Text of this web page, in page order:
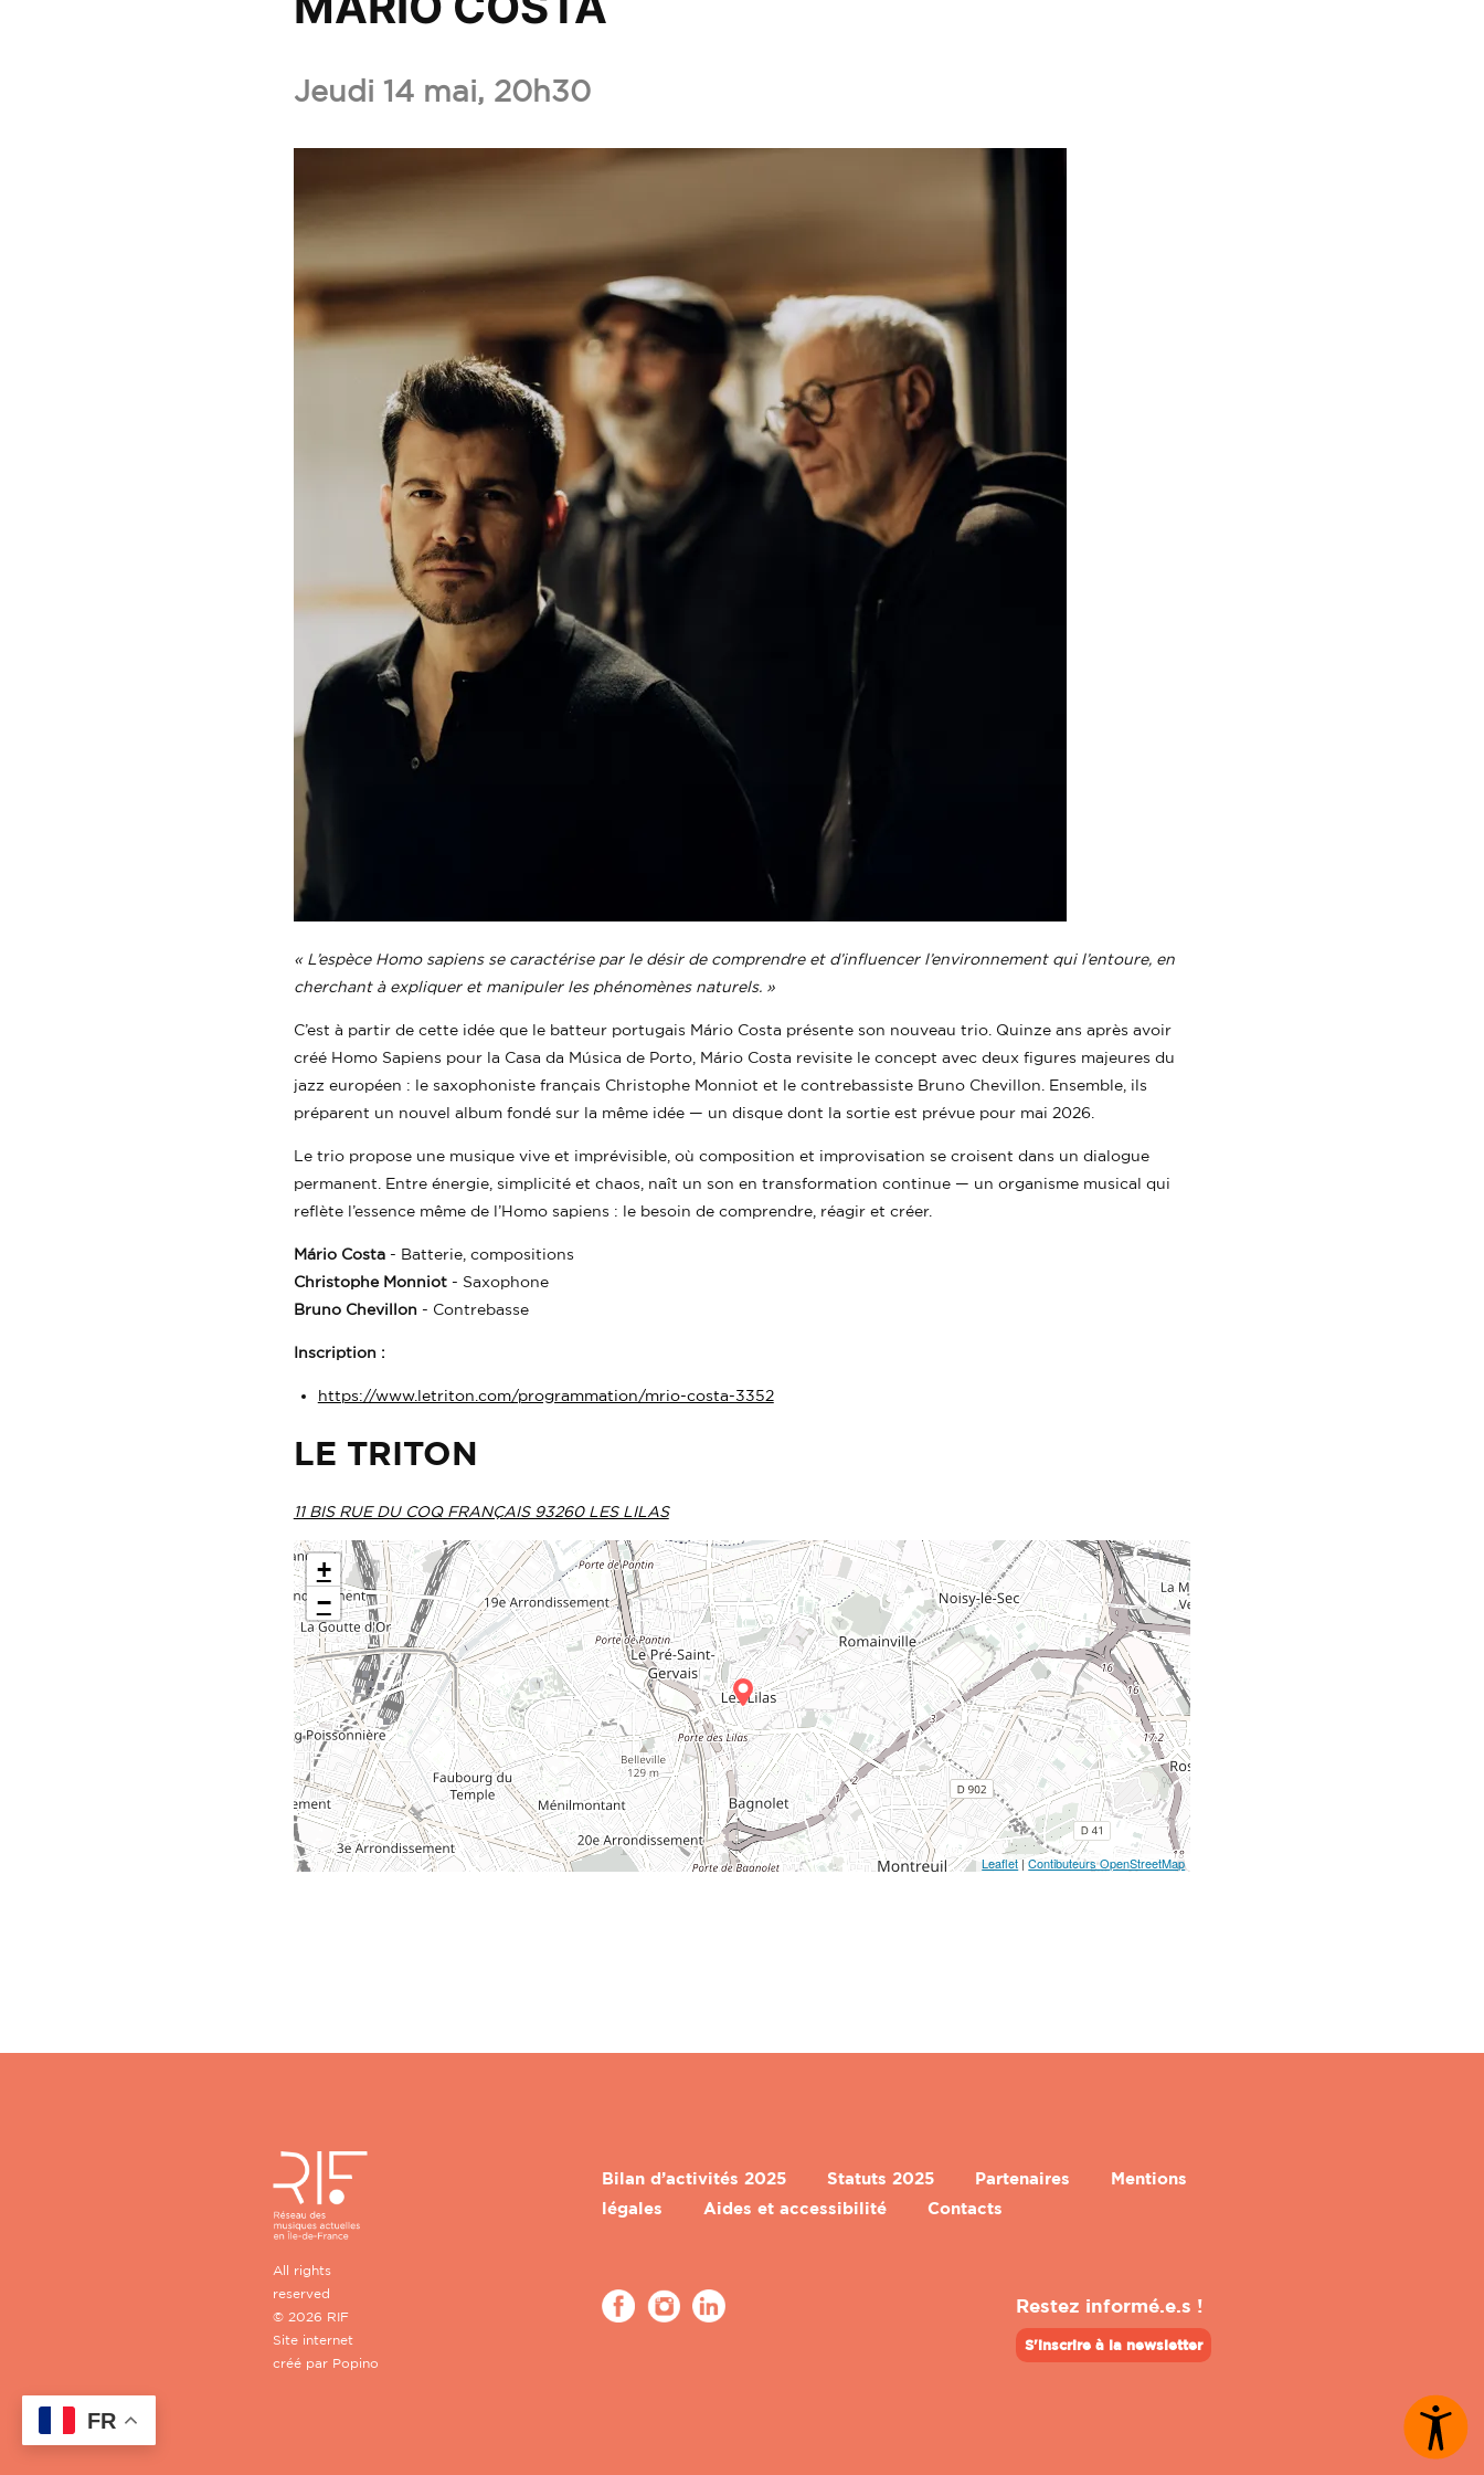
aux
Jeudi 14 mai, 20h30
« L’espèce Homo sapiens se caractérise par le désir de comprendre et d’influencer l’environnement qui l’entoure, en
cherchant à expliquer et manipuler les phénomènes naturels. »
C’est à partir de cette idée que le batteur portugais Mário Costa présente son nouveau trio. Quinze ans après avoir
créé Homo Sapiens pour la Casa da Música de Porto, Mário Costa revisite le concept avec deux figures majeures du
jazz européen : le saxophoniste français Christophe Monniot et le contrebassiste Bruno Chevillon. Ensemble, ils
préparent un nouvel album fondé sur la même idée — un disque dont la sortie est prévue pour mai 2026.
Le trio propose une musique vive et imprévisible, où composition et improvisation se croisent dans un dialogue
permanent. Entre énergie, simplicité et chaos, naît un son en transformation continue — un organisme musical qui
reflète l’essence même de l’Homo sapiens : le besoin de comprendre, réagir et créer.
Mário Costa- Batterie, compositions
Christophe Monniot- Saxophone
Bruno Chevillon - Contrebasse
Inscription :
https://www.letriton.com/programmation/mrio-costa-3352
LE TRITON
11 BIS RUE DU COQ FRANÇAIS 93260 LES LILAS
+
−
Leaflet |Contibuteurs OpenStreetMap
All rights
reserved
© 2026 RIF
Site internet
créé par Popino
Bilan d’activités 2025 Statuts 2025 Partenaires
Mentions
légales
Aides et accessibilité Contacts
Restez informé.e.s !
S'inscrire à la newsletter
FR